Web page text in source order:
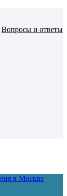
Вопросы и ответы